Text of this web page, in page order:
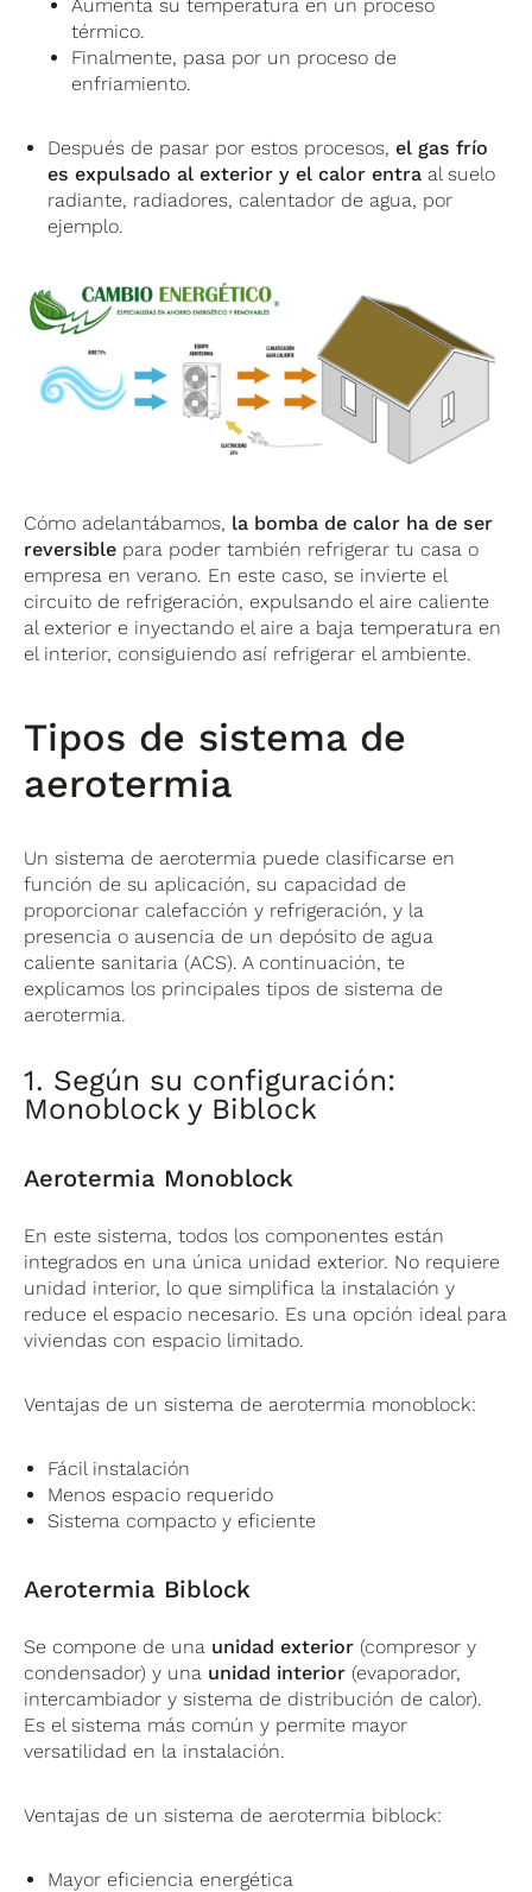
Aumenta su temperatura en un proceso
térmico.
Finalmente, pasa por un proceso de
enfriamiento.
Después de pasar por estos procesos,el gas frío
es expulsado al exterior y el calor entra al suelo
radiante, radiadores, calentador de agua, por
ejemplo.
Cómo adelantábamos, la bomba de calor ha de ser
reversible para poder también refrigerar tu casa o
empresa en verano. En este caso, se invierte el
circuito de refrigeración, expulsando el aire caliente
al exterior e inyectando el aire a baja temperatura en
el interior, consiguiendo así refrigerar el ambiente.
Tipos de sistema de
aerotermia
Un sistema de aerotermia puede clasificarse en
función de su aplicación, su capacidad de
proporcionar calefacción y refrigeración, y la
presencia o ausencia de un depósito de agua
caliente sanitaria (ACS). A continuación, te
explicamos los principales tipos de sistema de
aerotermia.
1. Según su configuración:
Monoblock y Biblock
Aerotermia Monoblock
En este sistema, todos los componentes están
integrados en una única unidad exterior. No requiere
unidad interior, lo que simplifica la instalación y
reduce el espacio necesario. Es una opción ideal para
viviendas con espacio limitado.
Ventajas de un sistema de aerotermia monoblock:
Fácil instalación
Menos espacio requerido
Sistema compacto y eficiente
Aerotermia Biblock
Se compone de una unidad exterior (compresor y
condensador) y una unidad interior (evaporador,
intercambiador y sistema de distribución de calor).
Es el sistema más común y permite mayor
versatilidad en la instalación.
Ventajas de un sistema de aerotermia biblock:
Mayor eficiencia energética